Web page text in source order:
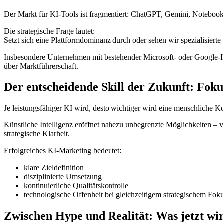
Der Markt für KI-Tools ist fragmentiert: ChatGPT, Gemini,
Die strategische Frage lautet:
Setzt sich eine Plattformdominanz durch oder sehen wir
Insbesondere Unternehmen mit bestehender Microsoft- oder
über Marktführerschaft.
Der entscheidende Skill der Zukunft:
Je leistungsfähiger KI wird, desto wichtiger wird eine menschliche
Künstliche Intelligenz eröffnet nahezu unbegrenzte Möglichkeiten –
strategische Klarheit.
Erfolgreiches KI-Marketing bedeutet:
klare Zieldefinition
disziplinierte Umsetzung
kontinuierliche Qualitätskontrolle
technologische Offenheit bei gleichzeitigem strategischem
Zwischen Hype und Realität: Was jetzt